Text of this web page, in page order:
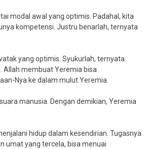
modal awal yang optimis. Padahal, kita
kompetensi. Justru benarlah, ternyata
yang optimis. Syukurlah, ternyata
Allah membuat Yeremia bisa
Nya ke dalam mulut Yeremia.
manusia. Dengan demikian, Yeremia
hidup dalam kesendirian. Tugasnya
umat yang tercela, bisa menuai